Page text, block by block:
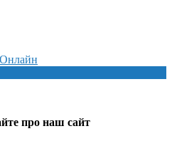
про наш сайт